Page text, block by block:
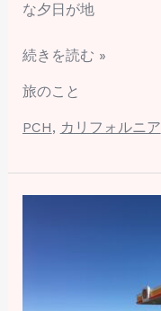
な夕日が地
続きを読む »
旅のこと
PCH, カリフォルニア